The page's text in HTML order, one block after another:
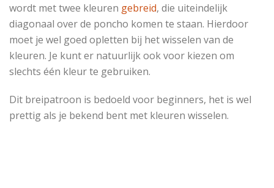
wordt met twee kleuren gebreid, die uiteindelijk
diagonaal over de poncho komen te staan. Hierdoor
moet je wel goed opletten bij het wisselen van de
kleuren. Je kunt er natuurlijk ook voor kiezen om
slechts één kleur te gebruiken.
Dit breipatroon is bedoeld voor beginners, het is wel
prettig als je bekend bent met kleuren wisselen.